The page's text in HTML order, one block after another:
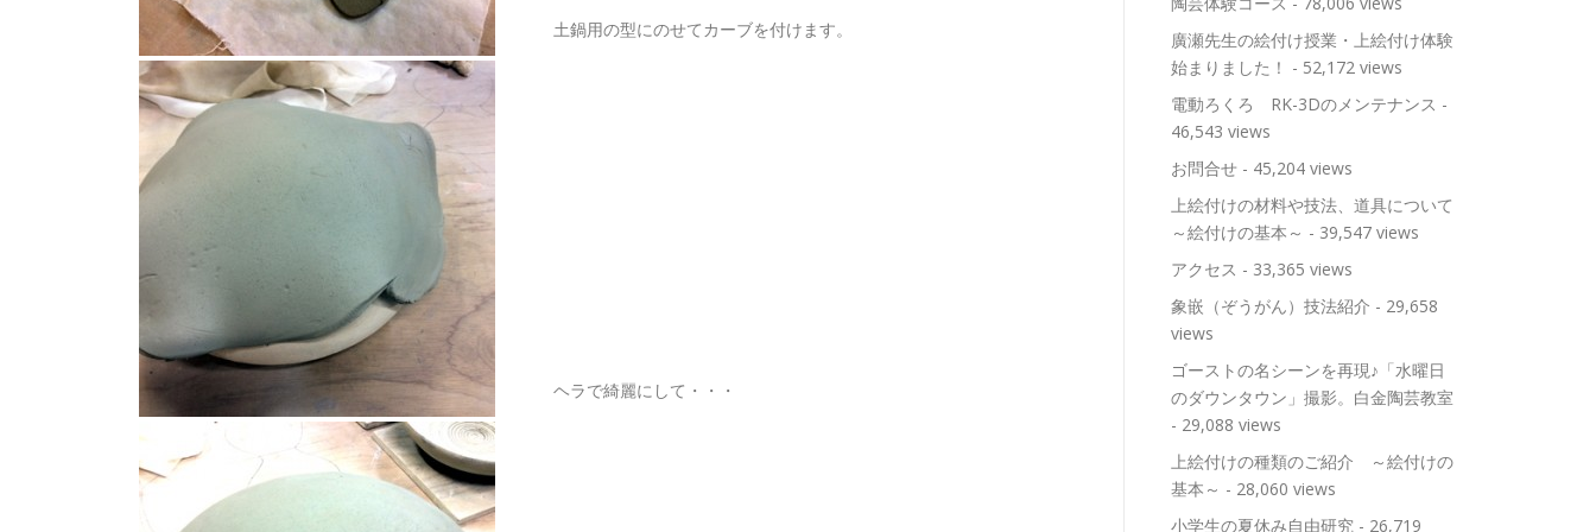
土鍋用の型にのせてカーブを付けます。
ヘラで綺麗にして・・・
廣瀬先生の絵付け授業・上絵付け体験
始まりました！ - 52,172 views
電動ろくろ RK-3Dのメンテナンス -
46,543 views
お問合せ - 45,204 views
上絵付けの材料や技法、道具について
～絵付けの基本～ - 39,547 views
アクセス - 33,365 views
象嵌（ぞうがん）技法紹介 - 29,658
views
ゴーストの名シーンを再現♪「水曜日
のダウンタウン」撮影。白金陶芸教室
- 29,088 views
上絵付けの種類のご紹介 ～絵付けの
基本～ - 28,060 views
小学生の夏休み自由研究 - 26,719